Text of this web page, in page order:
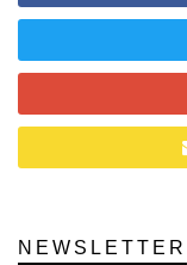
NEWSLETTER